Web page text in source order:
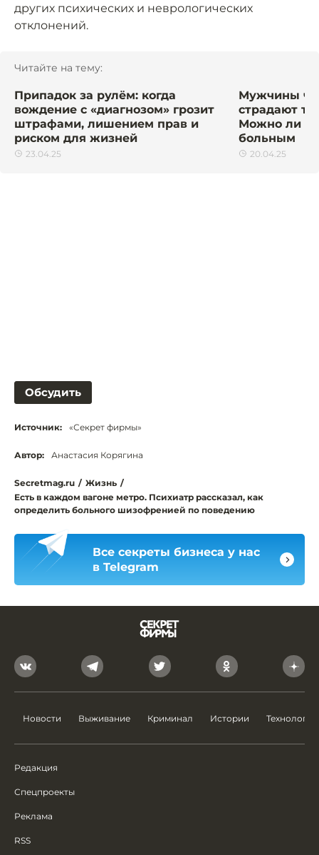
других психических и неврологических
отклонений.
Читайте на тему:
Припадок за рулём: когда
вождение с «диагнозом» грозит
штрафами, лишением прав и
риском для жизней
23.04.25
Мужчины
страдают
Можно ли
больным
20.04.25
Обсудить
Источник: «Секрет фирмы»
Автор: Анастасия Корягина
Secretmag.ru / Жизнь /
Есть в каждом вагоне метро. Психиатр рассказал, как
определить больного шизофренией по поведению
Все секреты бизнеса у нас
в Telegram
Новости Выживание Криминал Истории Технологии
Редакция
Спецпроекты
Реклама
RSS